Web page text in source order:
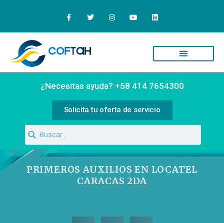
¿Necesitas ayuda? +58 414 7654300
Solicita tu oferta de servicio
PRIMEROS AUXILIOS EN LOCATEL
CARACAS 2DA